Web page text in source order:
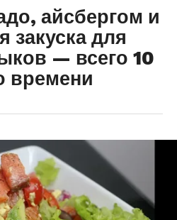
айсбергом и
закуска для
— всего 10
времени